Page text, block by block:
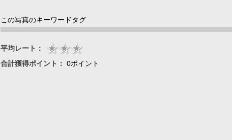
この写真のキーワードタグ
平均レート：
合計獲得ポイント： 0ポイント